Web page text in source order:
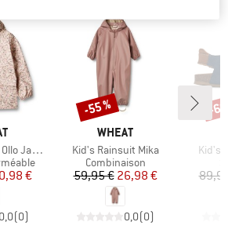
Jacket
réduit
€
0,0(0)
MARQUE
WHEAT
Article
Kid's Rainsuit Mika
Product group
Combinaison
Prix
59,95 €Prix réduit
26,98 €
0,0(0)
Remise
-55 %
Article
Kid's
-